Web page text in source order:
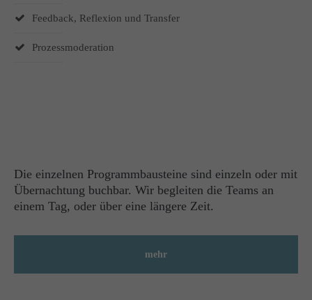
Feedback, Reflexion und Transfer
Prozessmoderation
Die einzelnen Programmbausteine sind einzeln oder mit
Übernachtung buchbar. Wir begleiten die Teams an
einem Tag, oder über eine längere Zeit.
mehr